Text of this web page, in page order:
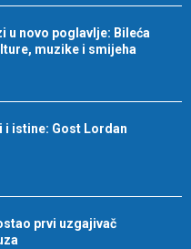
u novo poglavlje: Bileća
muzike i smijeha
i istine: Gost Lordan
prvi uzgajivač